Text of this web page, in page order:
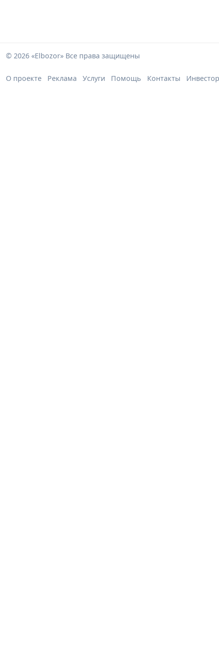
© 2026 «Elbozor» Все права защищены
О проекте Реклама Услуги Помощь Контакты